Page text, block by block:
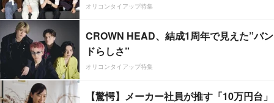
オリコンタイアップ特集
CROWN HEAD、結成1周年で見えた”バン
ドらしさ”
オリコンタイアップ特集
【驚愕】メーカー社員が推す「10万円台」